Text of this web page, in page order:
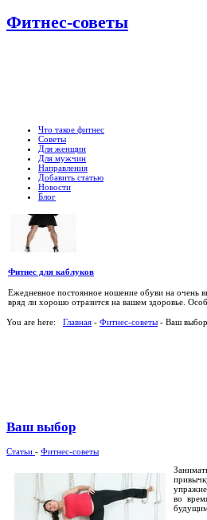
Фитнес-советы
Что такое фитнес
Советы
Для женщин
Для мужчин
Направления
Добавить статью
Новости
Блог
Фитнес для каблуков
Ежедневное постоянное ношение обуви на очень
вряд ли хорошо отразится на вашем здоровье.
You are here: Главная - Фитнес-советы - Ваш выбор
Ваш выбор
Статьи - Фитнес-советы
во